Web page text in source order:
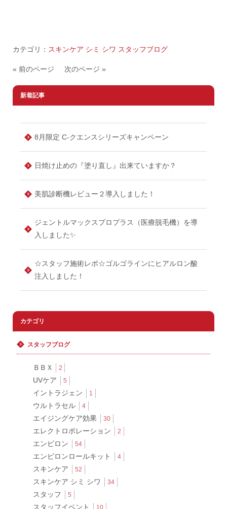
カテゴリ： スキンケア シミ シワ スタッフブログ
« 前のページ 次のページ »
新着記事
8月限定 C-クエンスシリーズキャンペーン
日焼け止めの『塗り直し』出来ていますか？
美肌診断機レビュー２導入しました！
ジェントルマックスプロプラス（医療脱毛機）を導
入しました✨
☆スタッフ施術レポ☆ゴルゴラインにヒアルロン酸
注入しました！
カテゴリ
スタッフブログ
ＢＢＸ 2
UVケア 5
イントラジェン 1
ウルトラセル 4
エイジングケア効果 30
エレクトロポレーション 2
エンビロン 54
エンビロンロールキット 4
スキンケア 52
スキンケア シミ シワ 34
スタッフ 5
スタッフイベント 10